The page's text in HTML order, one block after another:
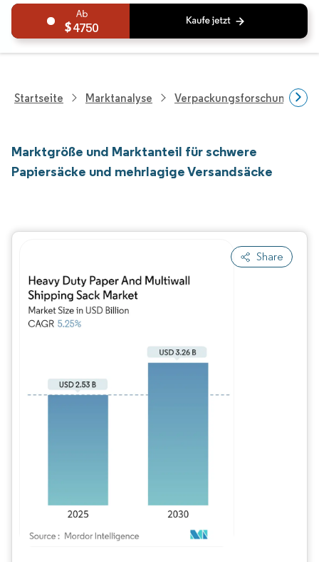
4750
Startseite Marktanalyse Verpackungsforschung
Marktgröße und Marktanteil für schwere
Papiersäcke und mehrlagige Versandsäcke
Share